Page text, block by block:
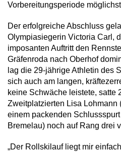
Vorbereitungsperiode
Der erfolgreiche Abschluss
Olympiasiegerin Victoria Carl,
imposanten Auftritt den
Gräfenroda nach Oberhof
lag die 29-jährige Athletin des
sich auch am langen,
keine Schwäche leistete, satte
Zweitplatzierten Lisa Lohmann
einem packenden
Bremelau) noch auf Rang drei
„Der Rollskilauf liegt mir